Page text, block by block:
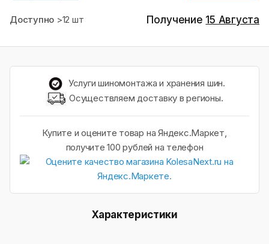
Доступно >12 шт Получение 15 Августа
Услуги шиномонтажа и хранения шин.
Осуществляем доставку в регионы.
Купите и оцените товар на Яндекс.Маркет,
получите 100 рублей на телефон
Характеристики